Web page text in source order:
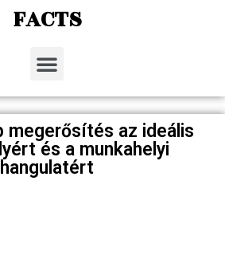
FACTS
megerősítés az ideális
és a munkahelyi
hangulatért